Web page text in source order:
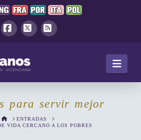
para servir mejor
HOMEENTRADAS
VIDA CERCANO A LOS POBRES